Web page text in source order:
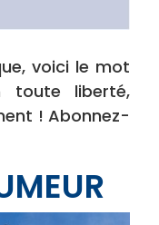
voici le mot
toute liberté,
! Abonnez-